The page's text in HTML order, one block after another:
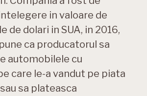
in valoare de
de dolari in SUA, in 2016,
ca producatorul sa
automobilele cu
care le-a vandut pe piata
sa plateasca